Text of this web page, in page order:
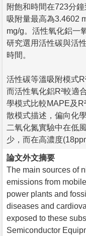
附飽和時間在723分
吸附量最高為3.4602
mg/g。活性氧化鋁一
研究選用活性碳與活
時間。
活性碳等溫吸附模式
而活性氧化鋁R²較適
學模式比較MAPE及
散模式描述，偏向化
二氧化氮實驗中在低
少，而在高濃度
論文外文摘要
The main sources of
emissions from
power plants and
diseases and
exposed to these
Semiconductor